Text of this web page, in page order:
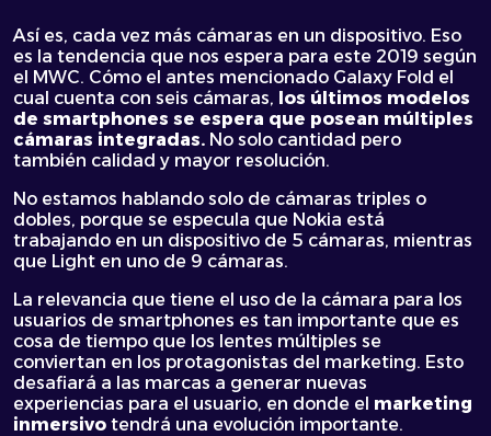
Así es, cada vez más cámaras en un dispositivo. Eso
es la tendencia que nos espera para este 2019 según
el MWC. Cómo el antes mencionado Galaxy Fold el
cual cuenta con seis cámaras, los últimos modelos
de smartphones se espera que posean múltiples
cámaras integradas. No solo cantidad pero
también calidad y mayor resolución.
No estamos hablando solo de cámaras triples o
dobles, porque se especula que Nokia está
trabajando en un dispositivo de 5 cámaras, mientras
que Light en uno de 9 cámaras.
La relevancia que tiene el uso de la cámara para los
usuarios de smartphones es tan importante que es
cosa de tiempo que los lentes múltiples se
conviertan en los protagonistas del marketing. Esto
desafiará a las marcas a generar nuevas
experiencias para el usuario, en donde el marketing
inmersivo tendrá una evolución importante.